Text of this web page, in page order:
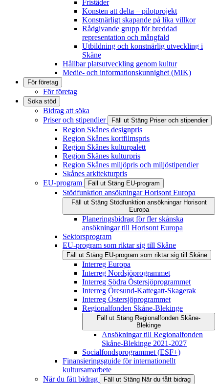
Fristäder
Konsten att delta – pilotprojekt
Konstnärligt skapande på lika villkor
Rådgivande grupp för breddad
representation och mångfald
Utbildning och konstnärlig utveckling i
Skåne
Hållbar platsutveckling genom kultur
Medie- och informationskunnighet (MIK)
För företag
För företag
Söka stöd
Bidrag att söka
Priser och stipendier
Fäll ut Stäng Priser och stipendier
Region Skånes designpris
Region Skånes kortfilmspris
Region Skånes kulturpalett
Region Skånes kulturpris
Region Skånes miljöpris och miljöstipendier
Skånes arkitekturpris
EU-program
Fäll ut Stäng EU-program
Stödfunktion ansökningar Horisont Europa
Fäll ut Stäng Stödfunktion ansökningar Horisont
Europa
Planeringsbidrag för fler skånska
ansökningar till Horisont Europa
Sektorsprogram
EU-program som riktar sig till Skåne
Fäll ut Stäng EU-program som riktar sig till Skåne
Interreg Europa
Interreg Nordsjöprogrammet
Interreg Södra Östersjöprogrammet
Interreg Öresund-Kattegatt-Skagerak
Interreg Östersjöprogrammet
Regionalfonden Skåne-Blekinge
Fäll ut Stäng Regionalfonden Skåne-
Blekinge
Ansökningar till Regionalfonden
Skåne-Blekinge 2021-2027
Socialfondsprogrammet (ESF+)
Finansieringsguide för internationellt
kultursamarbete
När du fått bidrag
Fäll ut Stäng När du fått bidrag